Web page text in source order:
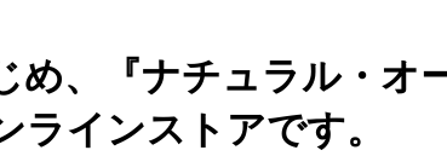
め、『ナチュラル・オ
ラインストアです。